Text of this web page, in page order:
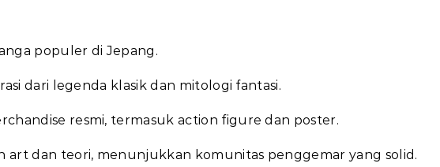
populer di Jepang.
dari legenda klasik dan mitologi fantasi.
resmi, termasuk action figure dan poster.
art dan teori, menunjukkan komunitas penggemar yang solid.